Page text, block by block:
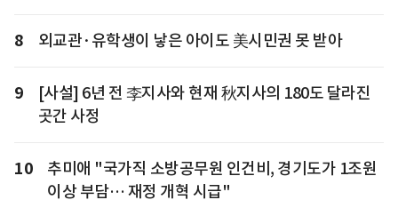
8 외교관·유학생이 낳은 아이도 美시민권 못 받아
9
[사설] 6년 전 李지사와 현재 秋지사의 180도 달라진
곳간 사정
10
추미애 "국가직 소방공무원 인건비, 경기도가 1조원
이상 부담… 재정 개혁 시급"